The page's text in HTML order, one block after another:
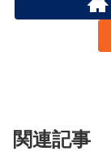
関連記事